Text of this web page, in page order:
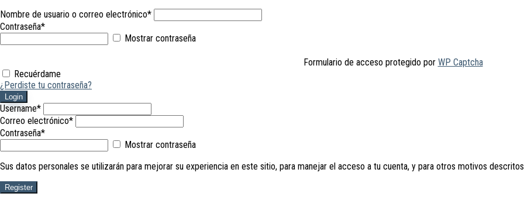
Nombre de usuario o correo electrónico*
Contraseña*
Mostrar contraseña
Formulario de acceso protegido por WP Captcha
Recuérdame
¿Perdiste tu contraseña?
Login
Username*
Correo electrónico*
Contraseña*
Mostrar contraseña
Sus datos personales se utilizarán para mejorar su experiencia en este sitio, para manejar el acceso a tu cuenta, y para otros motivos
Register